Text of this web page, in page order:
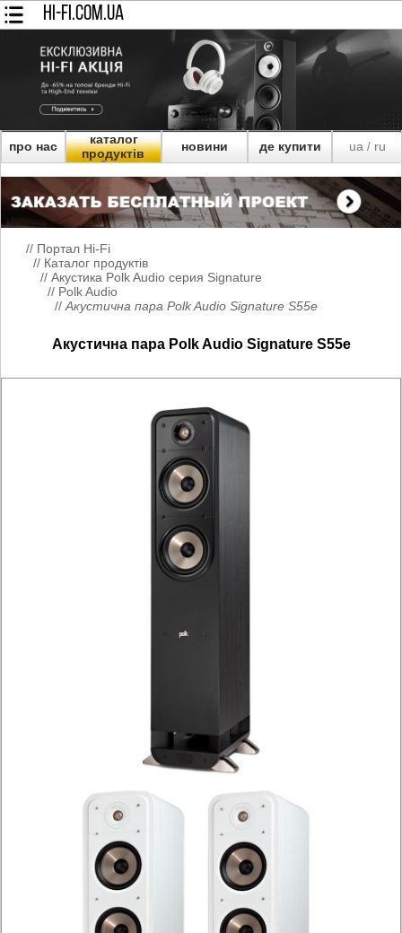
HI-FI.COM.UA
про нас
каталог
продуктів
новини де купити ua/ ru
// Портал Hi-Fi
// Каталог продуктів
// Акустика Polk Audio серия Signature
// Polk Audio
// Акустична пара Polk Audio Signature S55e
Акустична пара Polk Audio Signature S55e